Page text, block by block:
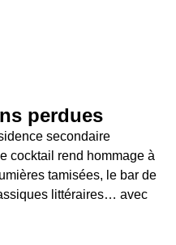
perdues
secondaire
cocktail rend hommage à
tamisées, le bar de
littéraires… avec